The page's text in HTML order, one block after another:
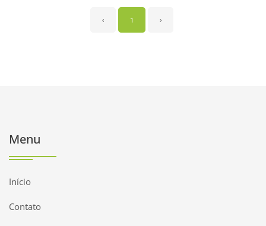
‹ 1 ›
Menu
Início
Contato